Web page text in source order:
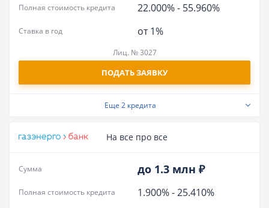
22.000%- 55.960%
Полная стоимость кредита
от 1%
Ставка в год
Лиц. № 3027
ПОДАТЬ ЗАЯВКУ
Еще 2 кредита
На все про все
до 1.3 млн ₽
Сумма
1.900%-25.410%
Полная стоимость кредита